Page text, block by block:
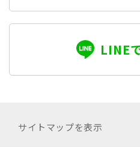
LINE
サイトマップを表示